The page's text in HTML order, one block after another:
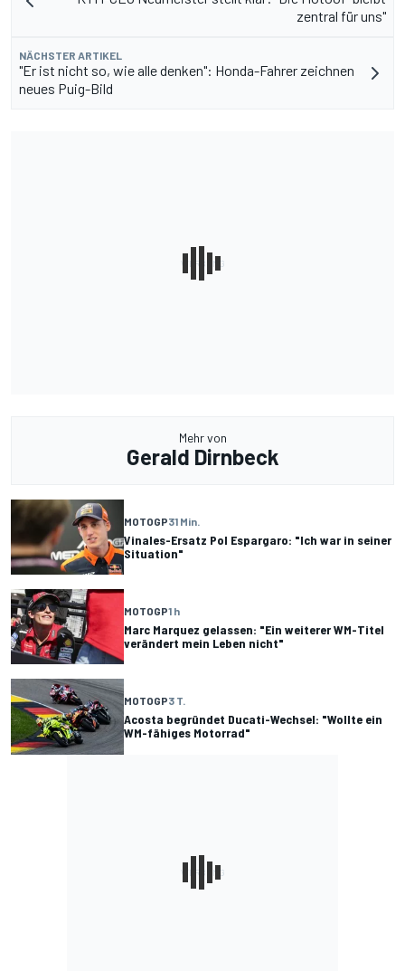
zentral für uns"
NÄCHSTER ARTIKEL
"Er ist nicht so, wie alle denken": Honda-Fahrer zeichnen
neues Puig-Bild
Mehr von
Gerald Dirnbeck
MOTOGP31 Min.
Vinales-Ersatz Pol Espargaro: "Ich war in seiner
Situation"
MOTOGP1 h
Marc Marquez gelassen: "Ein weiterer WM-Titel
verändert mein Leben nicht"
MOTOGP3 T.
Acosta begründet Ducati-Wechsel: "Wollte ein
WM-fähiges Motorrad"